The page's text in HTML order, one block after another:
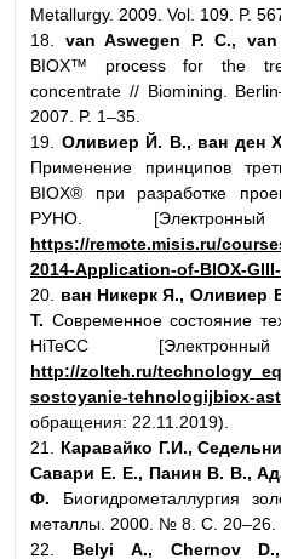
Metallurgy. 2009. Vol. 109. P.
18. van Aswegen P. C.,
BIOX™ process for the
concentrate // Biomining.
2007. P. 1–35.
19. Оливиер Й. В., ван ден
Применение принципов
BIOX® при разработке
РУНО.
https://remote.misis.ru/
2014-Application-of-BIOX-
20. ван Никерк Я., Оливиер
Т. Современное состояние
HiTeCC
http://zolteh.ru/
sostoyanie-tehnologijbiox-
обращения: 22.11.2019).
21. Каравайко Г.И.,
Савари Е. Е., Панин В. В.,
Ф. Биогидрометаллургия
металлы. 2000. № 8. С. 20–26.
22.
Belyi A., Chernov